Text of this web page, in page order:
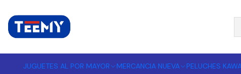
JUGUETES AL POR MAYOR MERCANCIA NUEVA PELUCHES